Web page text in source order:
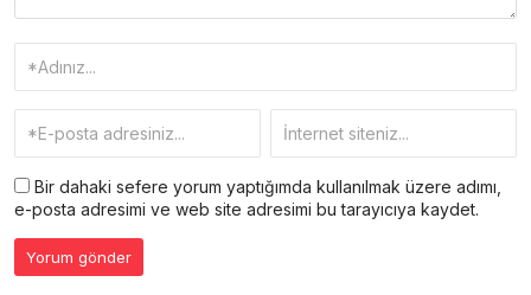
Bir dahaki sefere yorum yaptığımda kullanılmak üzere adımı,
e-posta adresimi ve web site adresimi bu tarayıcıya kaydet.